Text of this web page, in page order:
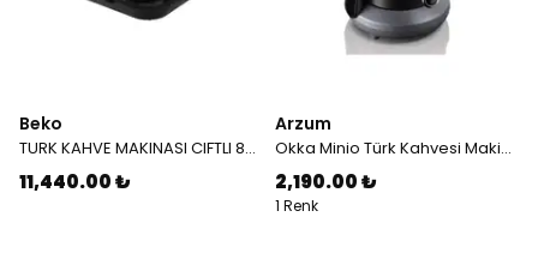
Beko
TURK KAHVE MAKINASI CIFTLI 8961 A TKM 7489470201
11,440.00 ₺
Arzum
Okka Minio Türk Kahvesi Makinesi 4 Fincan Kapasiteli Krom - OK004-K
2,190.00 ₺
1 Renk